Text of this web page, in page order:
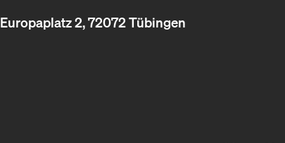
Europaplatz 2, 72072 Tübingen